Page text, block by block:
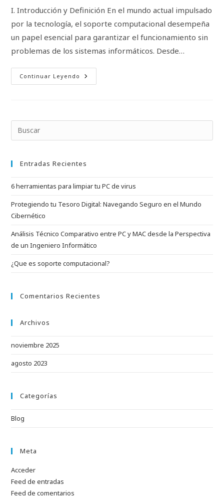
entrada:
entrada:
entrada:
I. Introducción y Definición En el mundo actual impulsado
por la tecnología, el soporte computacional desempeña
un papel esencial para garantizar el funcionamiento sin
problemas de los sistemas informáticos. Desde…
Continuar Leyendo ¿Que
Es
Entradas Recientes
6 herramientas para limpiar tu PC de virus
Protegiendo tu Tesoro Digital: Navegando Seguro en el Mundo
Cibernético
Análisis Técnico Comparativo entre PC y MAC desde la Perspectiva
de un Ingeniero Informático
¿Que es soporte computacional?
Comentarios Recientes
Archivos
noviembre 2025
agosto 2023
Categorías
Blog
Meta
Acceder
Feed de entradas
Feed de comentarios